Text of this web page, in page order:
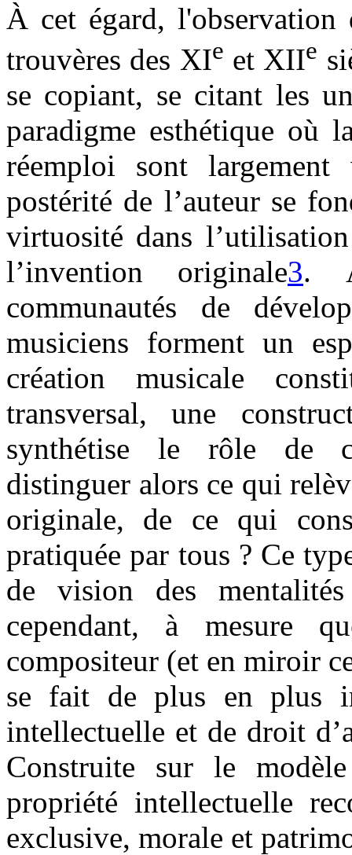
À cet égard, l'observation
trouvères des XIe et XIIe
se copiant, se citant les
paradigme esthétique où
réemploi sont
postérité de l’auteur se
virtuosité dans
l’invention originale3.
communautés de
musiciens forment un
création musicale
transversal, une
synthétise le rôle de
distinguer alors ce qui
originale, de ce qui
pratiquée par tous ? Ce
de vision des
cependant, à mesure
compositeur (et en miroir
se fait de plus en plus
intellectuelle et de droit
Construite sur le
propriété intellectuelle
exclusive, morale et